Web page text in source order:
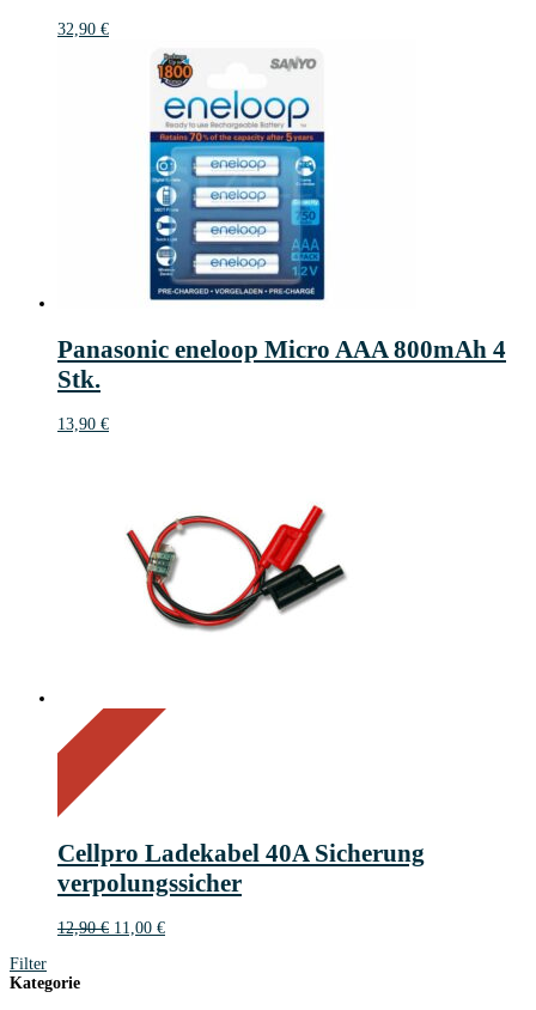
32,90 €
Panasonic eneloop Micro AAA 800mAh 4
Stk.
13,90 €
On Sale
€
Cellpro Ladekabel 40A Sicherung
verpolungssicher
12,90€ Ursprünglicher
11,00 €Aktueller
Filter
Kategorie